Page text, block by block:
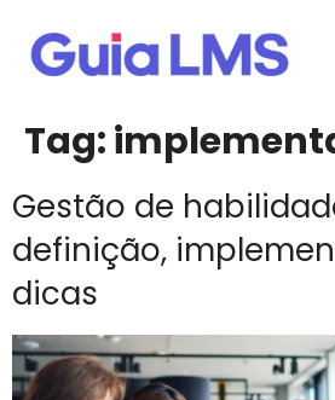
Tag:
Gestão de
definição,
dicas